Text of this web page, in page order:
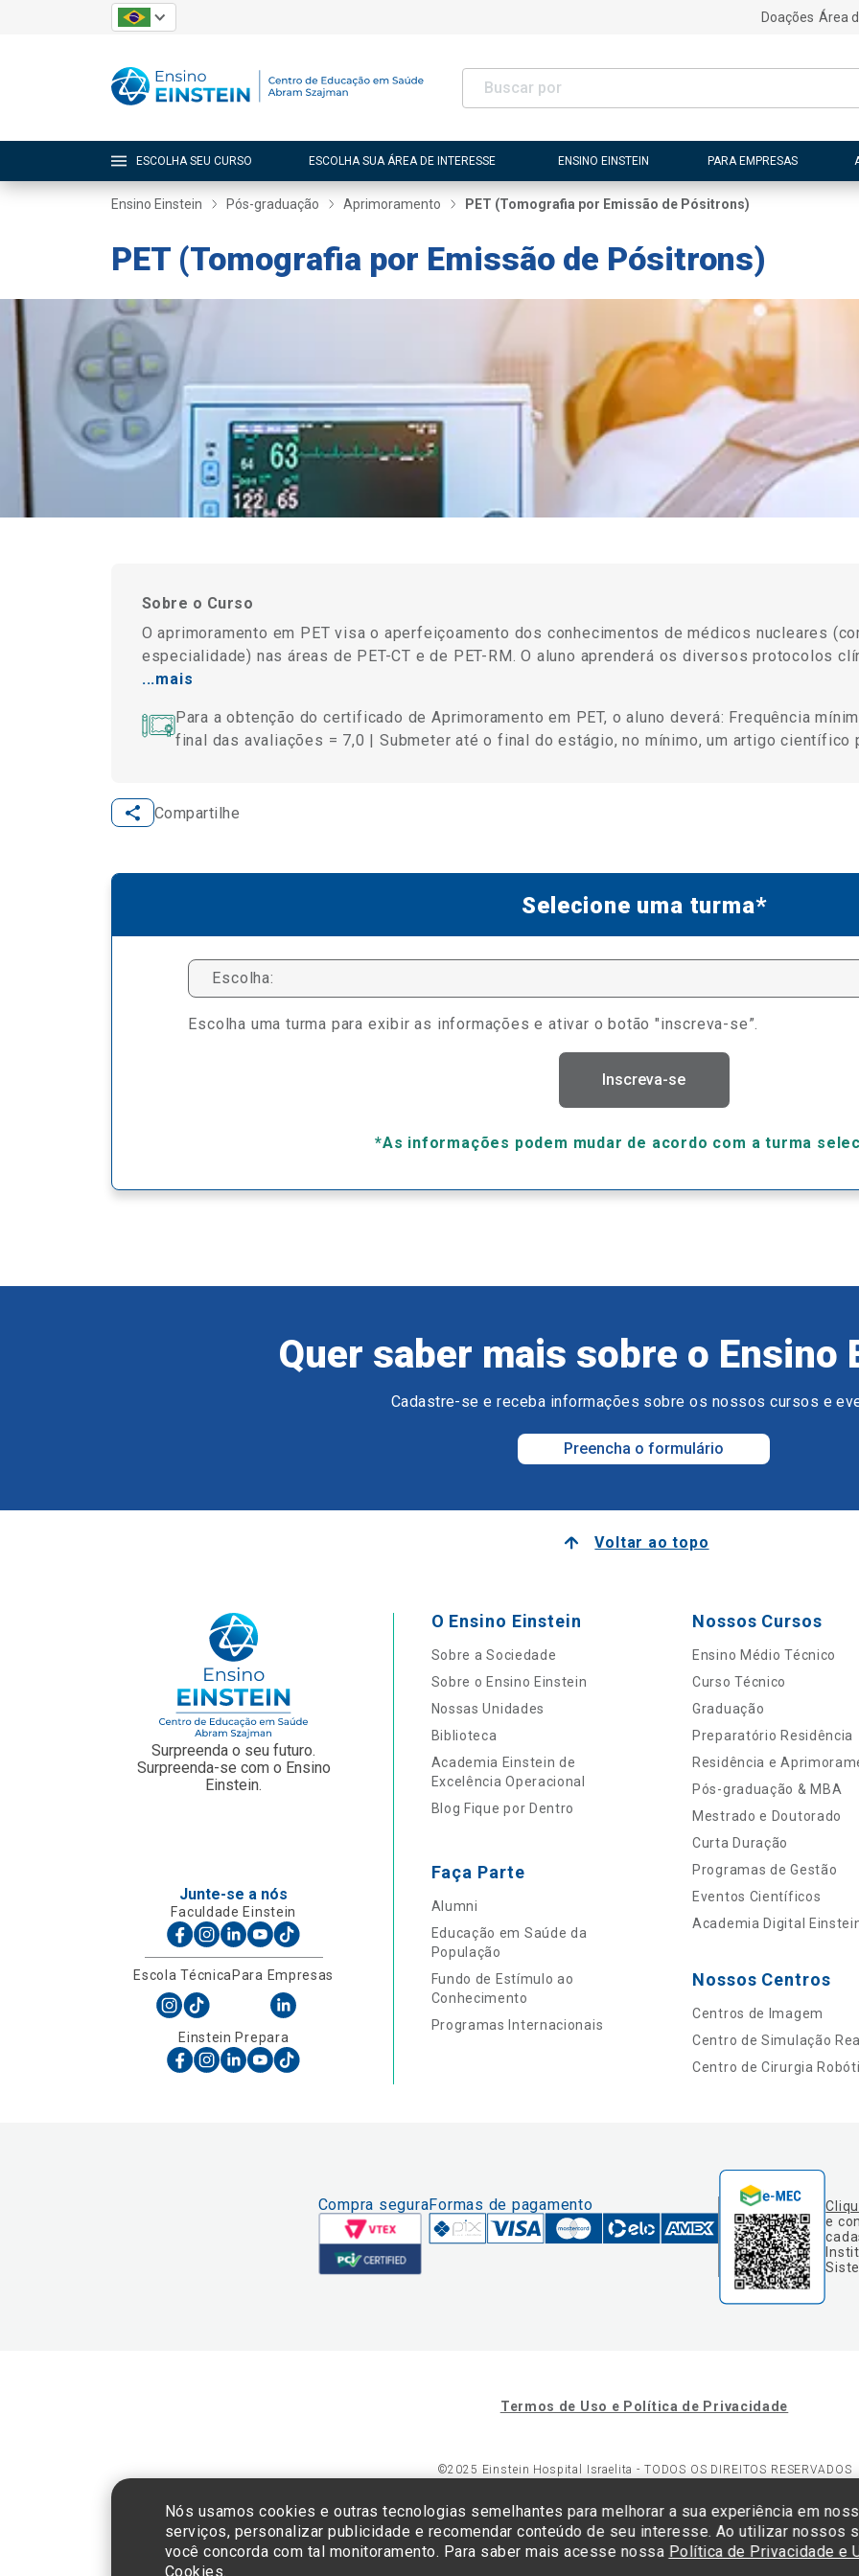
Doações Área
ESCOLHA SEU CURSO ESCOLHA SUA ÁREA DE INTERESSE ENSINO EINSTEIN PARA EMPRESAS
Ensino Einstein Pós-graduação Aprimoramento PET (Tomografia por Emissão de Pósitrons)
PET (Tomografia por Emissão de Pósitrons)
Sobre o Curso
O aprimoramento em PET visa o aperfeiçoamento dos conhecimentos de médicos nucleares
especialidade) nas áreas de PET-CT e de PET-RM. O aluno aprenderá os diversos protocolos
...mais
Para a obtenção do certificado de Aprimoramento em PET, o aluno deverá: Frequência
final das avaliações = 7,0 | Submeter até o final do estágio, no mínimo, um artigo científico
Compartilhe
Selecione uma turma*
Escolha:
Escolha uma turma para exibir as informações e ativar o botão "inscreva-se”.
Inscreva-se
*As informações podem mudar de acordo com a turma
Quer saber mais sobre o Ensino
Cadastre-se e receba informações sobre os nossos cursos e
Preencha o formulário
Voltar ao topo
Surpreenda o seu futuro.
Surpreenda-se com o Ensino
Einstein.
Junte-se a nós
Faculdade Einstein
Escola TécnicaPara Empresas
Einstein Prepara
O Ensino Einstein
Sobre a Sociedade
Sobre o Ensino Einstein
Nossas Unidades
Biblioteca
Academia Einstein de
Excelência Operacional
Blog Fique por Dentro
Faça Parte
Alumni
Educação em Saúde da
População
Fundo de Estímulo ao
Conhecimento
Programas Internacionais
Nossos Cursos
Ensino Médio Técnico
Curso Técnico
Graduação
Preparatório Residência
Residência e
Pós-graduação & MBA
Mestrado e Doutorado
Curta Duração
Programas de Gestão
Eventos Científicos
Academia Digital
Nossos Centros
Centros de Imagem
Centro de Simulação
Centro de Cirurgia
Compra seguraFormas de pagamento
e
Termos de Uso e Política de Privacidade
©2025 Einstein Hospital Israelita - TODOS OS DIREITOS RESERVADOS
Nós usamos cookies e outras tecnologias semelhantes para melhorar a sua experiência em
serviços, personalizar publicidade e recomendar conteúdo de seu interesse. Ao utilizar nossos
você concorda com tal monitoramento. Para saber mais acesse nossa Política de Privacidade e
Cookies.